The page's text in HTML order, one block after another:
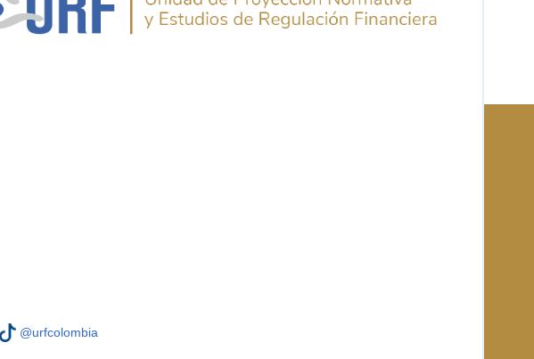
@urfcolombia